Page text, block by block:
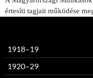
értesíti tagjait működése
1918–19
1920–29